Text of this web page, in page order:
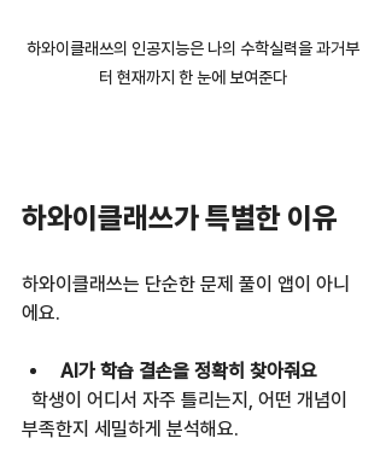
하와이클래쓰의 인공지능은 나의 수학실력을 과거부
터 현재까지 한 눈에 보여준다
하와이클래쓰가 특별한 이유
하와이클래쓰는 단순한 문제 풀이 앱이 아니
에요.
AI가 학습 결손을 정확히 찾아줘요
부족한지 세밀하게 분석해요.